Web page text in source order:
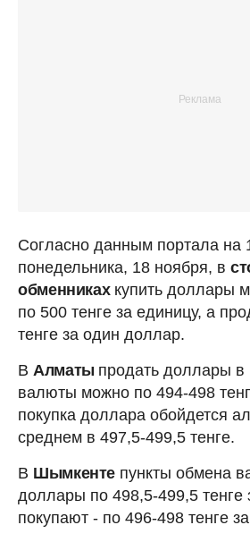
Согласно данным портала на
понедельника, 18 ноября, в
обменникахкупить доллары
по 500 тенге за единицу, а
тенге за один доллар.
В Алматы продать доллары в
валюты можно по 494-498
покупка доллара обойдется
среднем в 497,5-499,5 тенге.
В Шымкенте пункты обмена
доллары по 498,5-499,5 тенге
покупают - по 496-498 тенге